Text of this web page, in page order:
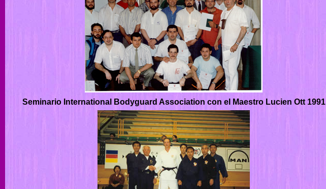
Seminario International Bodyguard Association con el Maestro Lucien Ott 1991